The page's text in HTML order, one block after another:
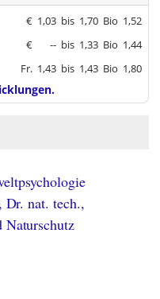
€ 1,03 bis 1,70 Bio 1,52
€ -- bis 1,33 Bio 1,44
Fr. 1,43 bis 1,43 Bio 1,80
Dr. nat. tech.,
Naturschutz